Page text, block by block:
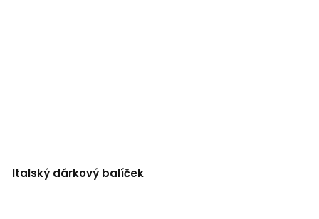
Italský dárkový balíček